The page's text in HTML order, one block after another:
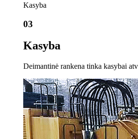
Kasyba
03
Kasyba
Deimantinė rankena tinka kasybai